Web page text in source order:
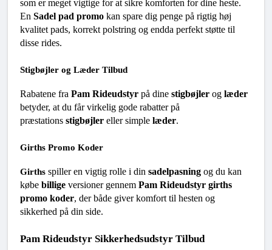
som er meget vigtige for at sikre komforten for dine heste.
En Sadel pad promo kan spare dig penge på rigtig høj
kvalitet pads, korrekt polstring og endda perfekt støtte til
disse rides.
Stigbøjler og Læder Tilbud
Rabatene fra Pam Rideudstyr på dine stigbøjler og læder
betyder, at du får virkelig gode rabatter på
præstations stigbøjler eller simple læder.
Girths Promo Koder
Girths spiller en vigtig rolle i din sadelpasning og du kan
købe billige versioner gennem Pam Rideudstyr girths
promo koder, der både giver komfort til hesten og
sikkerhed på din side.
Pam Rideudstyr Sikkerhedsudstyr Tilbud